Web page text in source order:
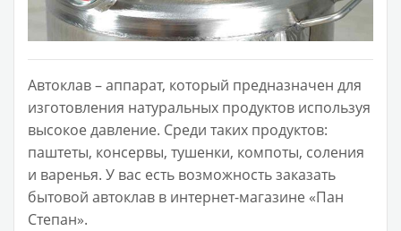
Автоклав – аппарат, который предназначен для
изготовления натуральных продуктов используя
высокое давление. Среди таких продуктов:
паштеты, консервы, тушенки, компоты, соления
и варенья. У вас есть возможность заказать
бытовой автоклав в интернет-магазине «Пан
Степан».